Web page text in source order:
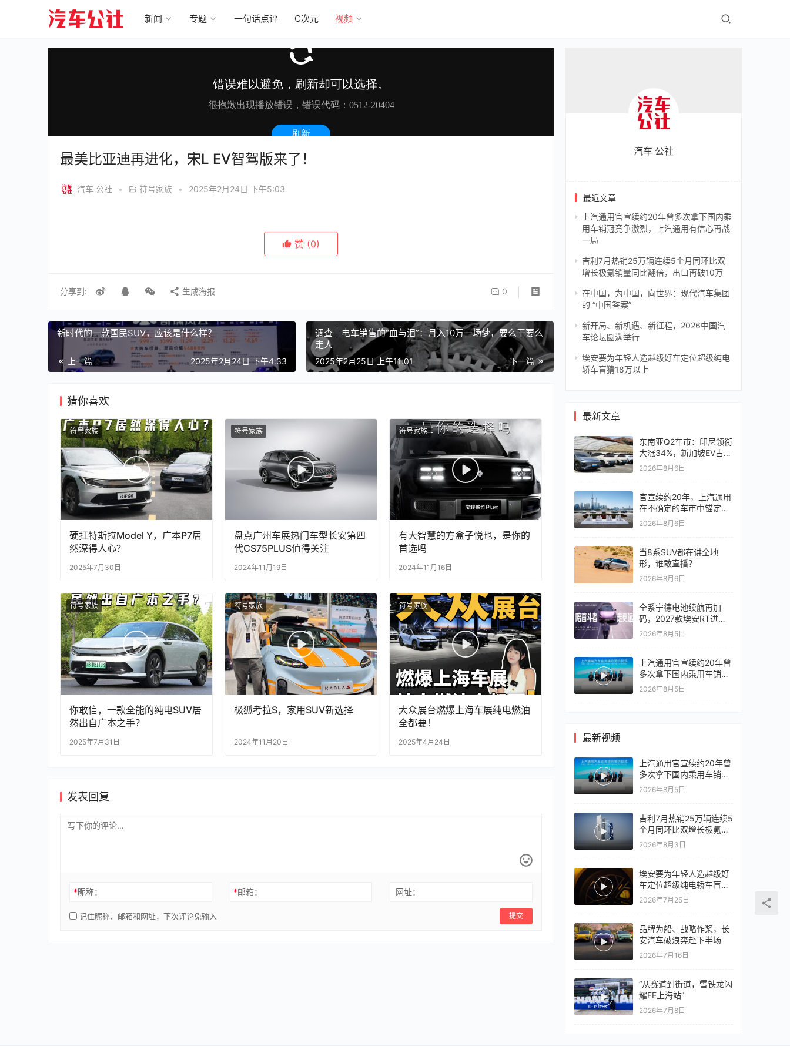
新闻 专题 一句话点评 C次元 视频
最美比亚迪再进化，宋L EV智驾版来了！
汽车 公社 • 符号家族 • 2025年2月24日 下午5:03
赞 (0)
分享到: 生成海报 0
新时代的一款国民SUV，应该是什么样？
上一篇 2025年2月24日 下午4:33
调查｜电车销售的“血与泪”：月入10万一场梦，要么干要么
走人
下一篇
2025年2月25日 上午11:01
猜你喜欢
符号家族
硬扛特斯拉Model Y，广本P7居
然深得人心？
2025年7月30日
符号家族
盘点广州车展热门车型长安第四
代CS75PLUS值得关注
2024年11月19日
符号家族
有大智慧的方盒子悦也，是你的
首选吗
2024年11月16日
符号家族
你敢信，一款全能的纯电SUV居
然出自广本之手？
2025年7月31日
符号家族
极狐考拉S，家用SUV新选择
2024年11月20日
符号家族
大众展台燃爆上海车展纯电燃油
全都要！
2025年4月24日
发表回复
*昵称： *邮箱： 网址：
记住昵称、邮箱和网址，下次评论免输入 提交
汽车 公社
最近文章
上汽通用官宣续约20年曾多次拿下国内乘
用车销冠竞争激烈，上汽通用有信心再战
一局
吉利7月热销25万辆连续5个月同环比双
增长极氪销量同比翻倍，出口再破10万
在中国，为中国，向世界：现代汽车集团
的 “中国答案”
新开局、新机遇、新征程，2026中国汽
车论坛圆满举行
埃安要为年轻人造越级好车定位超级纯电
轿车盲猜18万以上
最新文章
东南亚Q2车市：印尼领衔
大涨34%，新加坡EV占比
超6成
2026年8月6日
官宣续约20年，上汽通用
在不确定的车市中锚定确
定未来
2026年8月6日
当8系SUV都在讲全地
形，谁敢直播？
2026年8月6日
全系宁德电池续航再加
码，2027款埃安RT进入
10万区间
2026年8月5日
上汽通用官宣续约20年曾
多次拿下国内乘用车销冠
竞争激烈，上汽通用有信
2026年8月5日
最新视频
上汽通用官宣续约20年曾
多次拿下国内乘用车销冠
竞争激烈，上汽通用有信
2026年8月5日
吉利7月热销25万辆连续5
个月同环比双增长极氪销
量同比翻倍，出口再破10
2026年8月3日
埃安要为年轻人造越级好
车定位超级纯电轿车盲猜
18万以上
2026年7月25日
品牌为船、战略作桨，长
安汽车破浪奔赴下半场
2026年7月16日
“从赛道到街道，雪铁龙闪
耀FE上海站”
2026年7月8日